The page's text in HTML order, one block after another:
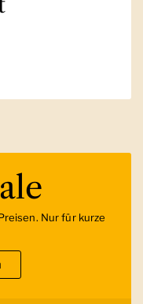
Folie
Nur für kurze